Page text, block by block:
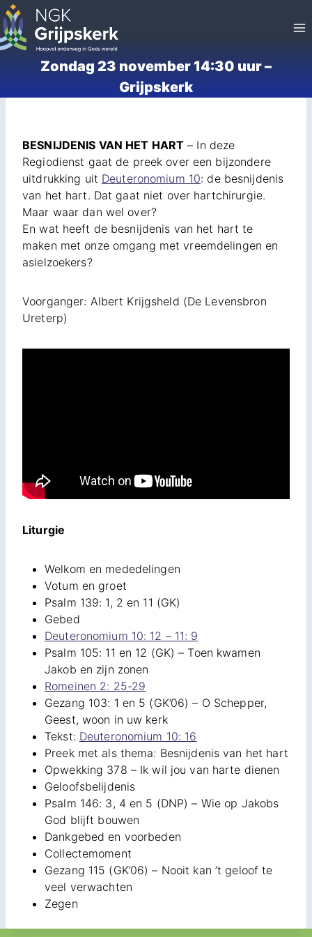
Doorgaan
naar
inhoud
Zondag 23 november 14:30 uur –
Grijpskerk
BESNIJDENIS VAN HET HART – In deze
Regiodienst gaat de preek over een bijzondere
uitdrukking uit Deuteronomium 10: de besnijdenis
van het hart. Dat gaat niet over hartchirurgie.
Maar waar dan wel over?
En wat heeft de besnijdenis van het hart te
maken met onze omgang met vreemdelingen en
asielzoekers?
Voorganger: Albert Krijgsheld (De Levensbron
Ureterp)
Liturgie
Welkom en mededelingen
Votum en groet
Psalm 139: 1, 2 en 11 (GK)
Gebed
Deuteronomium 10: 12 – 11: 9
Psalm 105: 11 en 12 (GK) – Toen kwamen
Jakob en zijn zonen
Romeinen 2: 25-29
Gezang 103: 1 en 5 (GK’06) – O Schepper,
Geest, woon in uw kerk
Tekst: Deuteronomium 10: 16
Preek met als thema: Besnijdenis van het hart
Opwekking 378 – Ik wil jou van harte dienen
Geloofsbelijdenis
Psalm 146: 3, 4 en 5 (DNP) – Wie op Jakobs
God blijft bouwen
Dankgebed en voorbeden
Collectemoment
Gezang 115 (GK’06) – Nooit kan ’t geloof te
veel verwachten
Zegen